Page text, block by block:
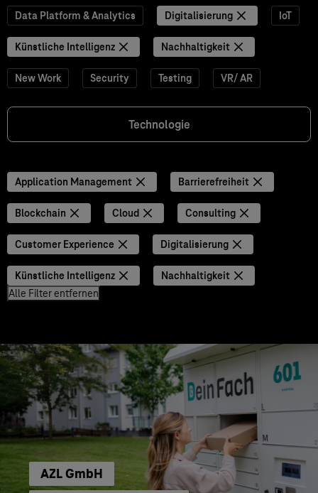
Data Platform & Analytics Digitalisierung IoT
Künstliche Intelligenz Nachhaltigkeit
New Work Security Testing VR/ AR
Technologie
Application Management Barrierefreiheit
Blockchain Cloud Consulting
Customer Experience Digitalisierung
Künstliche Intelligenz
Nachhaltigkeit
Alle Filter entfernen
AZL GmbH